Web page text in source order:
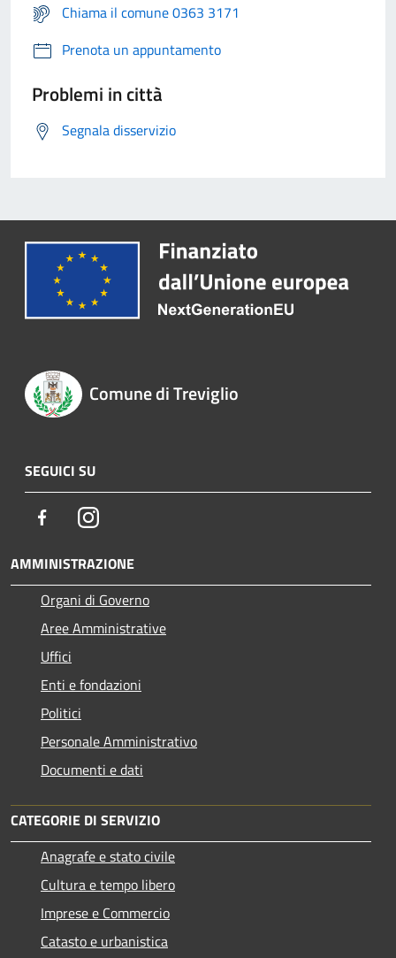
Chiama il comune 0363 3171
Prenota un appuntamento
Problemi in città
Segnala disservizio
Comune di Treviglio
SEGUICI SU
FacebookInstagram
AMMINISTRAZIONE
Organi di Governo
Aree Amministrative
Uffici
Enti e fondazioni
Politici
Personale Amministrativo
Documenti e dati
CATEGORIE DI SERVIZIO
Anagrafe e stato civile
Cultura e tempo libero
Imprese e Commercio
Catasto e urbanistica